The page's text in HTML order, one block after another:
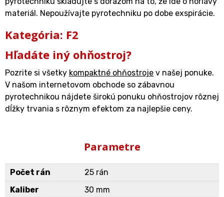
materiál. Nepoužívajte pyrotechniku po dobe exspirácie.
Kategória: F2
Hľadáte iný ohňostroj?
Pozrite si všetky kompaktné ohňostroje v našej ponuke.
V našom internetovom obchode so zábavnou
pyrotechnikou nájdete širokú ponuku ohňostrojov rôznej
dĺžky trvania s rôznym efektom za najlepšie ceny.
Parametre
Počet rán
25 rán
Kaliber
30 mm